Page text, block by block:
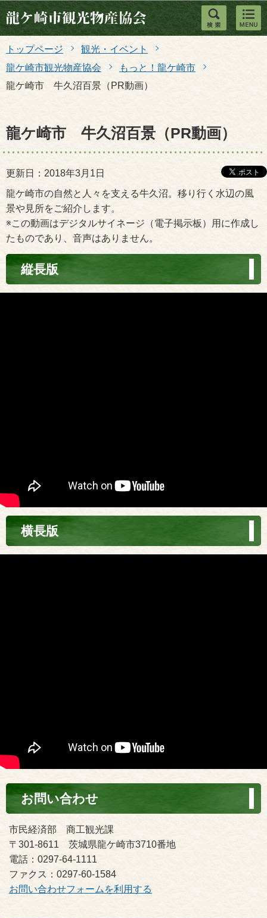
このページの本文へ移動
トップページ
観光・イベント
龍ケ崎市観光物産協会
もっと！龍ケ崎市
龍ケ崎市 牛久沼百景（PR動画）
龍ケ崎市 牛久沼百景（PR動画）
更新日：2018年3月1日
龍ケ崎市の自然と人々を支える牛久沼。移り行く水辺の風
景や見所をご紹介します。
※この動画はデジタルサイネージ（電子掲示板）用に作成し
たものであり、音声はありません。
縦長版
横長版
お問い合わせ
市民経済部 商工観光課
〒301-8611 茨城県龍ケ崎市3710番地
電話：0297-64-1111
ファクス：0297-60-1584
お問い合わせフォームを利用する